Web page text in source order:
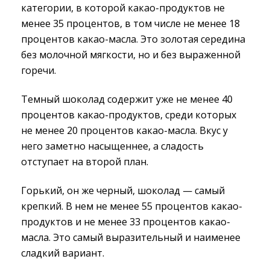
категории, в которой какао-продуктов не
менее 35 процентов, в том числе не менее 18
процентов какао-масла. Это золотая середина
без молочной мягкости, но и без выраженной
горечи.
Темный шоколад содержит уже не менее 40
процентов какао-продуктов, среди которых
не менее 20 процентов какао-масла. Вкус у
него заметно насыщеннее, а сладость
отступает на второй план.
Горький, он же черный, шоколад — самый
крепкий. В нем не менее 55 процентов какао-
продуктов и не менее 33 процентов какао-
масла. Это самый выразительный и наименее
сладкий вариант.